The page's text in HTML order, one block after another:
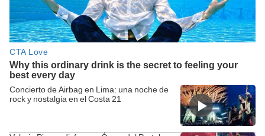
Concierto de Airbag en Lima: una noche de
rock y nostalgia en el Costa 21